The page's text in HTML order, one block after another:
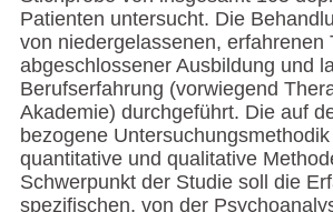
Patienten untersucht. Die
von niedergelassenen, erfahrenen
abgeschlossener Ausbildung und
Berufserfahrung (vorwiegend
Akademie) durchgeführt. Die auf
bezogene
quantitative und qualitative
Schwerpunkt der Studie soll die
spezifischen, von der